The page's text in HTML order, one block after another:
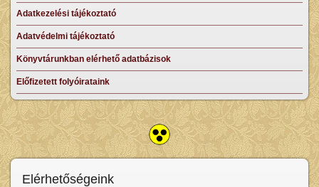
Adatkezelési tájékoztató
Adatvédelmi tájékoztató
Könyvtárunkban elérhető adatbázisok
Előfizetett folyóirataink
Elérhetőségeink